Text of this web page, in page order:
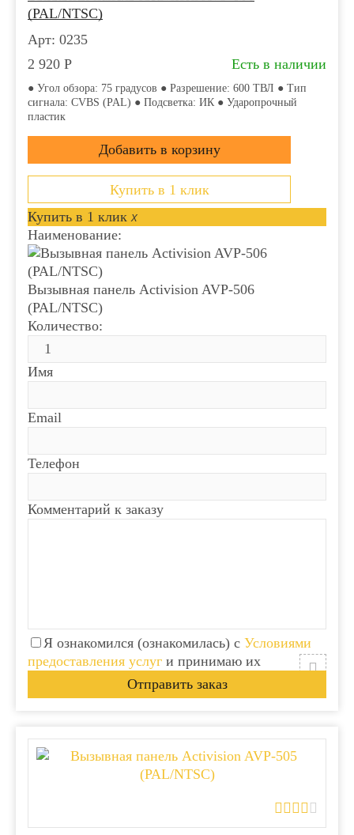
(PAL/NTSC)
Арт: 0235
2 920 Р Есть в наличии
● Угол обзора: 75 градусов ● Разрешение: 600 ТВЛ ● Тип
сигнала: CVBS (PAL) ● Подсветка: ИК ● Ударопрочный
пластик
Купить в 1 клик
Купить в 1 клик x
Наименование:
Вызывная панель Activision AVP-506
(PAL/NTSC)
Количество:
Имя
Email
Телефон
Комментарий к заказу
Я ознакомился (ознакомилась) с Условиями
предоставления услуг и принимаю их